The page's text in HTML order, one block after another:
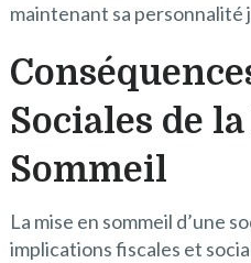
maintenant sa personnalité
Sociales de
Sommeil
La mise en sommeil d’une
implications fiscales et